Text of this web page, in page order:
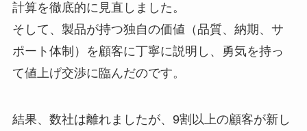
計算を徹底的に見直しました。
そして、製品が持つ独自の価値（品質、納期、サ
ポート体制）を顧客に丁寧に説明し、勇気を持っ
て値上げ交渉に臨んだのです。
結果、数社は離れましたが、9割以上の顧客が新し